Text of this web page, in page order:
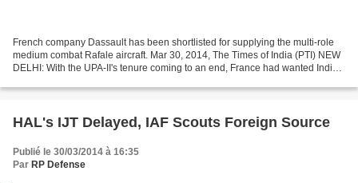
French company Dassault has been shortlisted for supplying the multi-role
medium combat Rafale aircraft. Mar 30, 2014, The Times of India (PTI) NEW
DELHI: With the UPA-II's tenure coming to an end, France had wanted India
HAL's IJT Delayed, IAF Scouts Foreign Source
Publié le 30/03/2014 à 16:35
Par RP Defense